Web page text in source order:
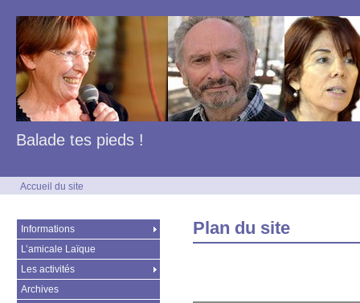
Balade tes pieds !
Accueil du site
Plan du site
Informations
L’amicale Laïque
Les activités
Archives